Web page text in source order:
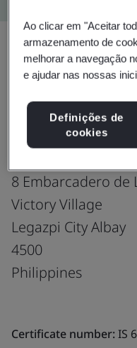
Fusion CX Limited
8 Embarcadero de
Victory Village
Legazpi City Albay
4500
Philippines
Certificate number:IS
Ao clicar em "Aceitar
armazenamento de
melhorar a navegação
e ajudar nas nossas
Definições de
cookies